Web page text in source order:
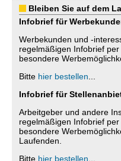
Bleiben Sie auf dem
Infobrief für
Werbekunden und -
regelmäßigen Infobrief
besondere
Bitte hier bestellen
Infobrief für
Arbeitgeber und andere
regelmäßigen Infobrief
besondere
Laufenden.
Bitte hier bestellen